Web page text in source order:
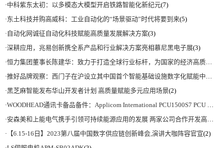
·中科紫东太初：以多模态大模型开启铁路智能化新纪元(7)
·东土科技并购高威科：工业自动化的“场景驱动”时代将要到来(5)
· 自动化网诚征自动化科技赋能高质量发展解决方案(3)
·深耕应用，兆易创新携全系产品和行业解决方案亮相慕尼黑电子展(3)
·恒力集团董事长陈建华：致力于打造全球行业标杆，为国家的经济高质量发展贡献更大力量|上海电气集团党委书记、董事长吴磊来访
·推好品牌观察：西门子在沪设立其中国首个智能基础设施数字化赋能中心
·黑芝麻智能发布华山开发者计划 高质量赋能多元应用场景(2)
·WOODHEAD通讯卡备品备件：Applicom International PCU1500S7 PCU 1500 S7 V4.5.0
·安森美和上能电气携手引领可持续能源应用的发展 两家公司合作开发高性能储能和太阳能组串式逆变器方案 以实现可持续的未来
· 【6.15-16日】2023第八届中国数字供应链创新峰会,演讲大咖阵容官宣(2)